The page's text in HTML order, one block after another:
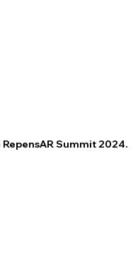
Summit 2024.